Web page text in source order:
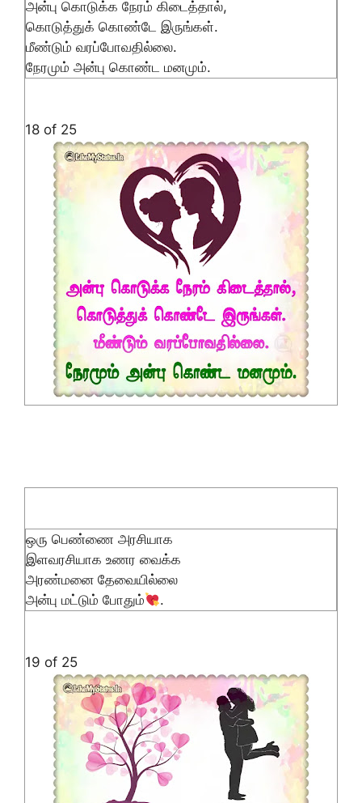
அன்பு கொடுக்க நேரம் கிடைத்தால்,
கொடுத்துக் கொண்டே இருங்கள்.
மீண்டும் வரப்போவதில்லை.
நேரமும் அன்பு கொண்ட மனமும்.
18 of 25
ஒரு பெண்ணை அரசியாக
இளவரசியாக உணர வைக்க
அரண்மனை தேவையில்லை
அன்பு மட்டும் போதும்
.
19 of 25